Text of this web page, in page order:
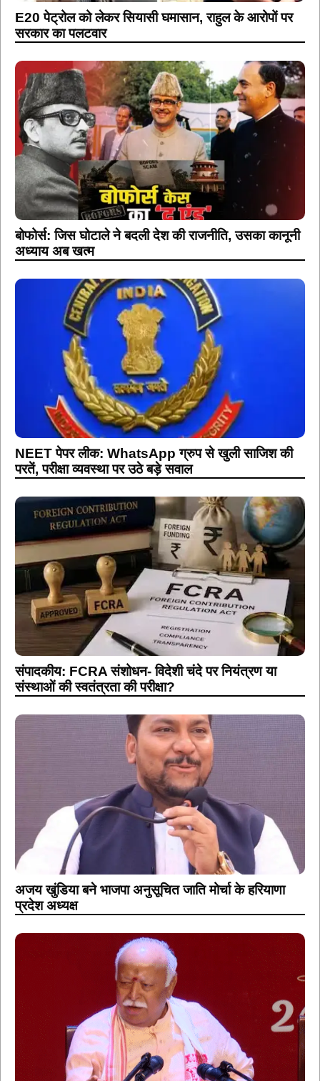
E20 पेट्रोल को लेकर सियासी घमासान, राहुल के आरोपों पर
सरकार का पलटवार
बोफोर्स: जिस घोटाले ने बदली देश की राजनीति, उसका कानूनी
अध्याय अब खत्म
NEET पेपर लीक: WhatsApp ग्रुप से खुली साजिश की
परतें, परीक्षा व्यवस्था पर उठे बड़े सवाल
संपादकीय: FCRA संशोधन- विदेशी चंदे पर नियंत्रण या
संस्थाओं की स्वतंत्रता की परीक्षा?
अजय खुंडिया बने भाजपा अनुसूचित जाति मोर्चा के हरियाणा
प्रदेश अध्यक्ष